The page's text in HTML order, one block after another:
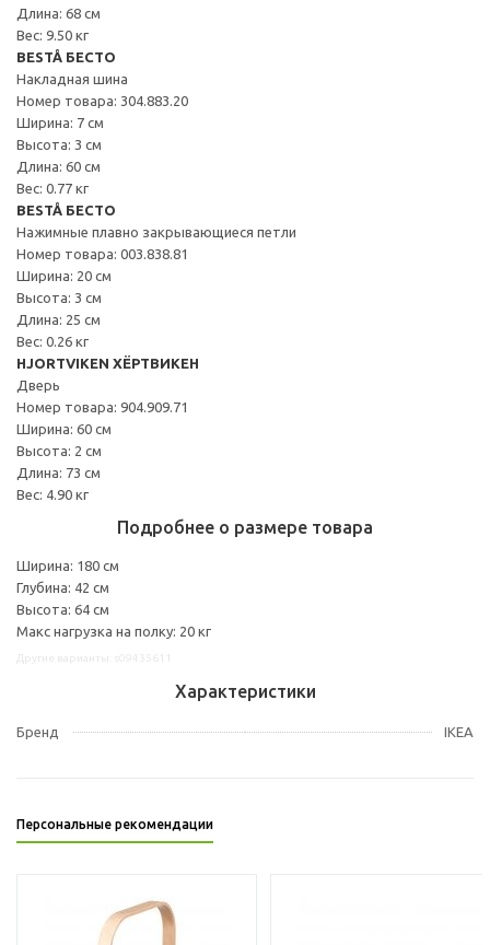
Длина: 68 см
Вес: 9.50 кг
BESTÅ БЕСТО
Накладная шина
Номер товара: 304.883.20
Ширина: 7 см
Высота: 3 см
Длина: 60 см
Вес: 0.77 кг
BESTÅ БЕСТО
Нажимные плавно закрывающиеся петли
Номер товара: 003.838.81
Ширина: 20 см
Высота: 3 см
Длина: 25 см
Вес: 0.26 кг
HJORTVIKEN ХЁРТВИКЕН
Дверь
Номер товара: 904.909.71
Ширина: 60 см
Высота: 2 см
Длина: 73 см
Вес: 4.90 кг
Подробнее о размере товара
Ширина: 180 см
Глубина: 42 см
Высота: 64 см
Макс нагрузка на полку: 20 кг
Характеристики
Бренд IKEA
Персональные рекомендации